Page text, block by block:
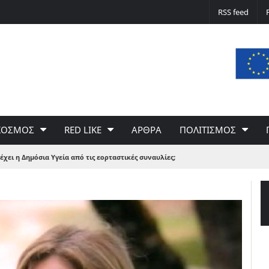
Δε φταίει ο άνεμος… Φταίει η πολιτική
του Γιώργου Σαχίνη
RSS feed
RED LIKE ΑΡΘΡΑ ΠΟΛΙΤΙΣΜΟΣ
η Δημόσια Υγεία από τις εορταστικές συναυλίες;